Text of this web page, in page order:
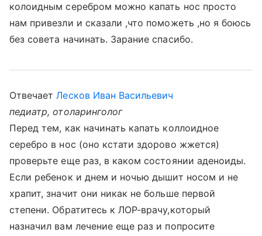
колоидным серебром можно капать нос просто
нам привезли и сказали ,что поможеть ,но я боюсь
без совета начинать. Зарание спасибо.
ОтвечаетЛесков Иван Васильевич
педиатр, отоларинголог
Перед тем, как начинать капать коллоидное
серебро в нос (оно кстати здорово жжется)
проверьте еще раз, в каком состоянии аденоиды.
Если ребенок и днем и ночью дышит носом и не
храпит, значит они никак не больше первой
степени. Обратитесь к ЛОР-врачу,который
назначил вам лечение еще раз и попросите